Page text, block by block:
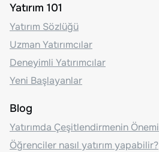
Yatırım 101
Yatırım Sözlüğü
Uzman Yatırımcılar
Deneyimli Yatırımcılar
Yeni Başlayanlar
Blog
Yatırımda Çeşitlendirmenin Önemi
Öğrenciler nasıl yatırım yapabilir?